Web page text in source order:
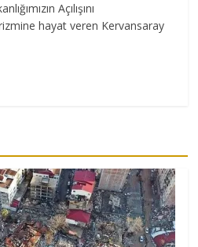
Açılışını
hayat veren Kervansaray